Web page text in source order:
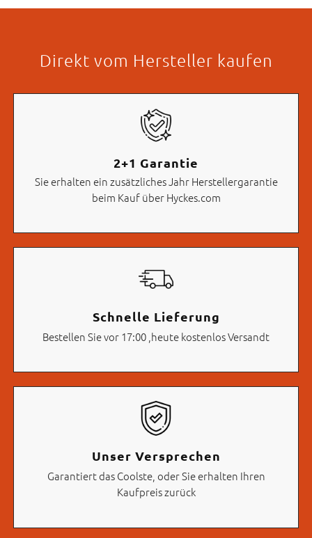
Direkt vom Hersteller kaufen
2+1 Garantie
Sie erhalten ein zusätzliches Jahr Herstellergarantie
beim Kauf über Hyckes.com
Schnelle Lieferung
Bestellen Sie vor 17:00 ,heute kostenlos Versandt
Unser Versprechen
Garantiert das Coolste, oder Sie erhalten Ihren
Kaufpreis zurück